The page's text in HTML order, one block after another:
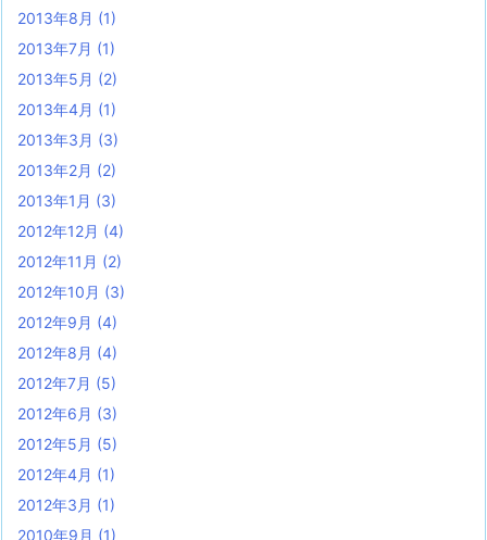
2013年8月 (1)
2013年7月 (1)
2013年5月 (2)
2013年4月 (1)
2013年3月 (3)
2013年2月 (2)
2013年1月 (3)
2012年12月 (4)
2012年11月 (2)
2012年10月 (3)
2012年9月 (4)
2012年8月 (4)
2012年7月 (5)
2012年6月 (3)
2012年5月 (5)
2012年4月 (1)
2012年3月 (1)
2010年9月 (1)